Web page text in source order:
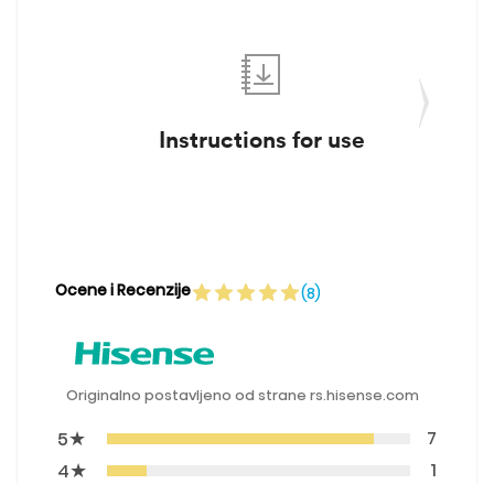
Instructions for use
Ocene i Recenzije (8)
Originalno postavljeno od strane rs.hisense.com
5★
7
4★ 1